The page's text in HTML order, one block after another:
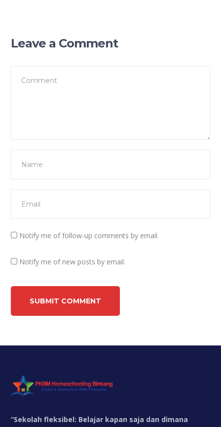
Leave a Comment
Notify me of follow-up comments by email.
Notify me of new posts by email.
“Sekolah fleksibel: Belajar kapan saja dan dimana